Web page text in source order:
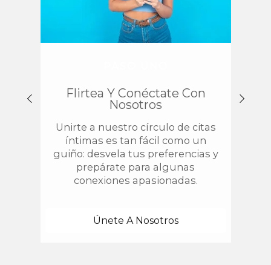
Flirtea Y Conéctate Con
Nosotros
Unirte a nuestro círculo de citas
íntimas es tan fácil como un
guiño: desvela tus preferencias y
prepárate para algunas
conexiones apasionadas.
Únete A Nosotros